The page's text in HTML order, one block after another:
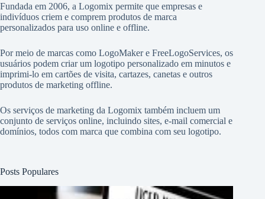
Fundada em 2006, a Logomix permite que empresas e
indivíduos criem e comprem produtos de marca
personalizados para uso online e offline.
Por meio de marcas como LogoMakere FreeLogoServices, os
usuários podem criar um logotipo personalizado em minutos e
imprimi-lo em cartões de visita, cartazes, canetas e outros
produtos de marketing offline.
Os serviços de marketing da Logomix também incluem um
conjunto de serviços online, incluindo sites, e-mail comercial e
domínios, todos com marca que combina com seu logotipo.
Posts Populares